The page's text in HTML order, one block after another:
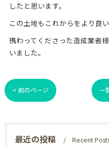
したと思います。
この土地もこれからをより良
携わってくださった造成業者
いました。
< 前のページ 一
最近の投稿 Recent